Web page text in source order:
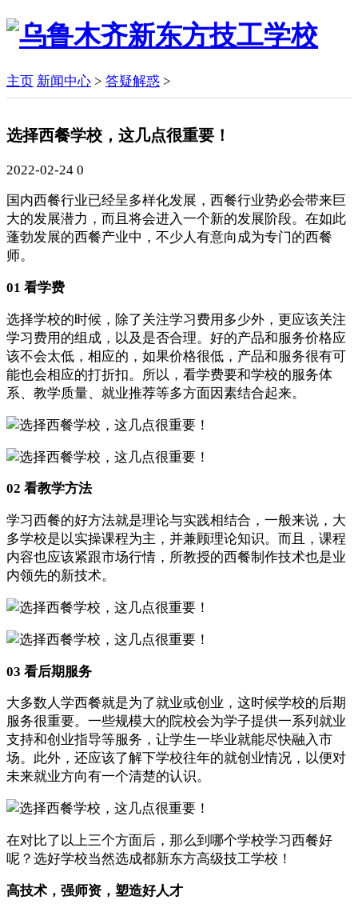
主页 新闻中心 > 答疑解惑 >
选择西餐学校，这几点很重要！
2022-02-24 0
国内西餐行业已经呈多样化发展，西餐行业势必会带来巨
大的发展潜力，而且将会进入一个新的发展阶段。在如此
蓬勃发展的西餐产业中，不少人有意向成为专门的西餐
师。
01 看学费
选择学校的时候，除了关注学习费用多少外，更应该关注
学习费用的组成，以及是否合理。好的产品和服务价格应
该不会太低，相应的，如果价格很低，产品和服务很有可
能也会相应的打折扣。所以，看学费要和学校的服务体
系、教学质量、就业推荐等多方面因素结合起来。
02 看教学方法
学习西餐的好方法就是理论与实践相结合，一般来说，大
多学校是以实操课程为主，并兼顾理论知识。而且，课程
内容也应该紧跟市场行情，所教授的西餐制作技术也是业
内领先的新技术。
03 看后期服务
大多数人学西餐就是为了就业或创业，这时候学校的后期
服务很重要。一些规模大的院校会为学子提供一系列就业
支持和创业指导等服务，让学生一毕业就能尽快融入市
场。此外，还应该了解下学校往年的就创业情况，以便对
未来就业方向有一个清楚的认识。
在对比了以上三个方面后，那么到哪个学校学习西餐好
呢？选好学校当然选成都新东方高级技工学校！
高技术，强师资，塑造好人才